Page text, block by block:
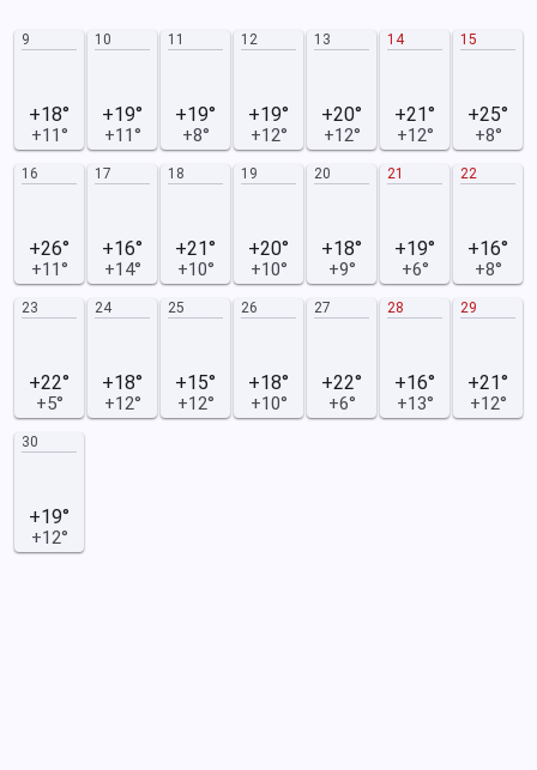
9
+18°
+11°
10
+19°
+11°
11
+19°
+8°
12
+19°
+12°
13
+20°
+12°
14
+21°
+12°
15
+25°
+8°
16
+26°
+11°
17
+16°
+14°
18
+21°
+10°
19
+20°
+10°
20
+18°
+9°
21
+19°
+6°
22
+16°
+8°
23
+22°
+5°
24
+18°
+12°
25
+15°
+12°
26
+18°
+10°
27
+22°
+6°
28
+16°
+13°
29
+21°
+12°
30
+19°
+12°